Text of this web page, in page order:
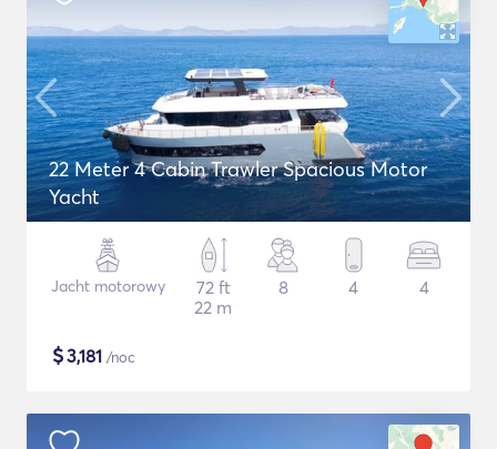
22 Meter 4 Cabin Trawler Spacious Motor
Yacht
Jacht motorowy
72 ft
22 m
8 4 4
$3,181 /noc